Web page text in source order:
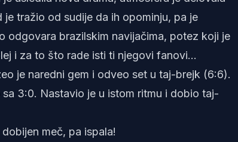
tražio od sudije da ih opominju, pa je
odgovara brazilskim navijačima, potez koji je
i za to što rade isti ti njegovi fanovi...
je naredni gem i odveo set u taj-brejk (6:6).
3:0. Nastavio je u istom ritmu i dobio taj-
meč, pa ispala!